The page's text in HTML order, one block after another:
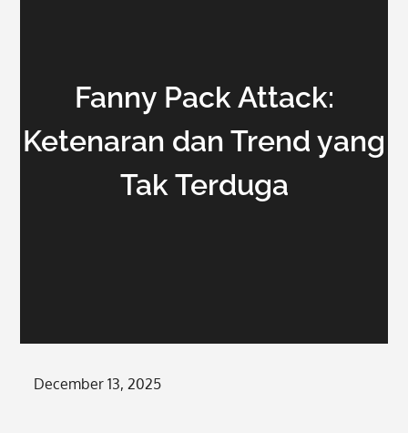
Fanny Pack Attack:
Ketenaran dan Trend yang
Tak Terduga
Posted
December 13, 2025